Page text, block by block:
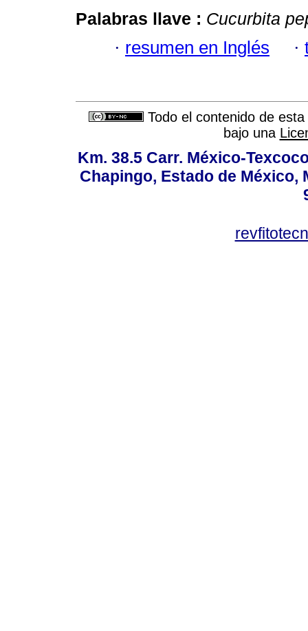
Palabras llave : Cucurbita
· resumen en Inglés ·
Todo el contenido de
bajo una
Km. 38.5 Carr. México-
Chapingo, Estado de México,